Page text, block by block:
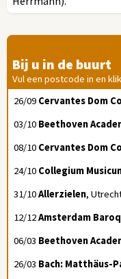
Bij u in de buurt
Vul een postcode in en
26/09 Cervantes Dom
03/10 Beethoven
08/10 Cervantes Dom
24/10 Collegium
31/10Allerzielen,
12/12Amsterdam
06/03 Beethoven
26/03 Bach: Matthäus-